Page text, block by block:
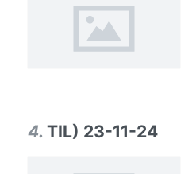
4. TIL) 23-11-24